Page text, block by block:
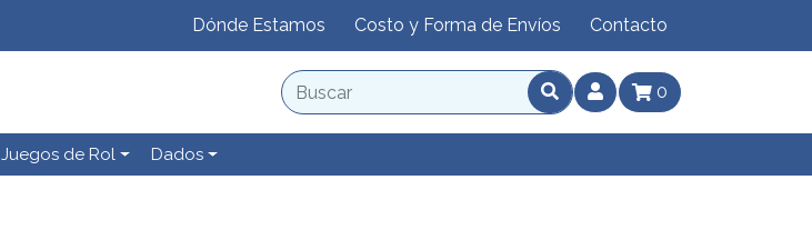
Dónde Estamos Costo y Forma de Envíos Contacto
0
Juegos de Rol Dados